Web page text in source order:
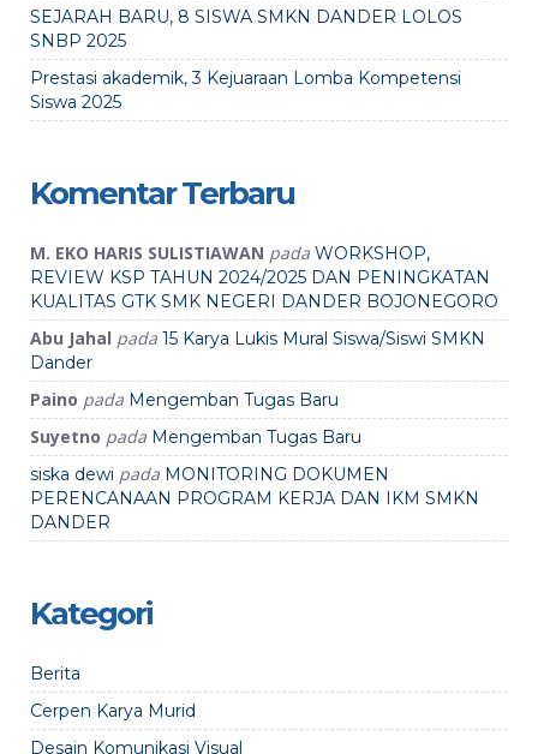
SEJARAH BARU, 8 SISWA SMKN DANDER LOLOS
SNBP 2025
Prestasi akademik, 3 Kejuaraan Lomba Kompetensi
Siswa 2025
Komentar Terbaru
M. EKO HARIS SULISTIAWAN pada WORKSHOP,
REVIEW KSP TAHUN 2024/2025 DAN PENINGKATAN
KUALITAS GTK SMK NEGERI DANDER BOJONEGORO
Abu Jahal pada 15 Karya Lukis Mural Siswa/Siswi SMKN
Dander
Paino pada Mengemban Tugas Baru
Suyetno pada Mengemban Tugas Baru
siska dewi pada MONITORING DOKUMEN
PERENCANAAN PROGRAM KERJA DAN IKM SMKN
DANDER
Kategori
Berita
Cerpen Karya Murid
Desain Komunikasi Visual